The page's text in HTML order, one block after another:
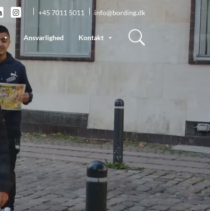
+45 7011 5011 info@bording.dk
Ansvarlighed Kontakt